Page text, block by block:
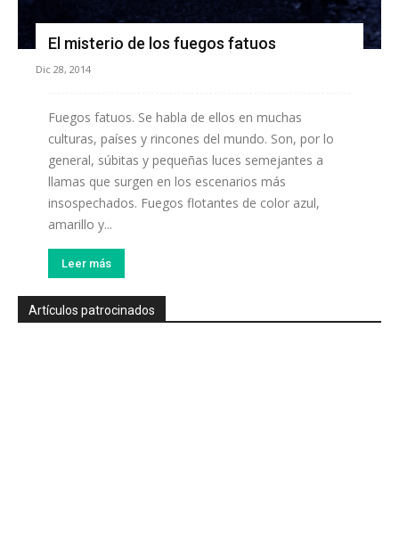
El misterio de los fuegos fatuos
Dic 28, 2014
Fuegos fatuos. Se habla de ellos en muchas
culturas, países y rincones del mundo. Son, por lo
general, súbitas y pequeñas luces semejantes a
llamas que surgen en los escenarios más
insospechados. Fuegos flotantes de color azul,
amarillo y...
Leer más
Artículos patrocinados